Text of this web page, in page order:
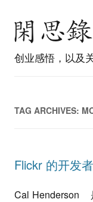
创业感悟，以及
TAG ARCHIVES:
Flickr 的开发
Cal Henderson